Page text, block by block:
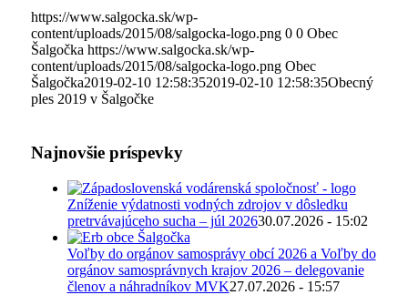
https://www.salgocka.sk/wp-
content/uploads/2015/08/salgocka-logo.png 0 0 Obec
Šalgočka https://www.salgocka.sk/wp-
content/uploads/2015/08/salgocka-logo.png Obec
Šalgočka2019-02-10 12:58:352019-02-10 12:58:35Obecný
ples 2019 v Šalgočke
Najnovšie príspevky
Zníženie výdatnosti vodných zdrojov v dôsledku
pretrvávajúceho sucha – júl 202630.07.2026 - 15:02
Voľby do orgánov samosprávy obcí 2026 a Voľby do
orgánov samosprávnych krajov 2026 – delegovanie
členov a náhradníkov MVK27.07.2026 - 15:57